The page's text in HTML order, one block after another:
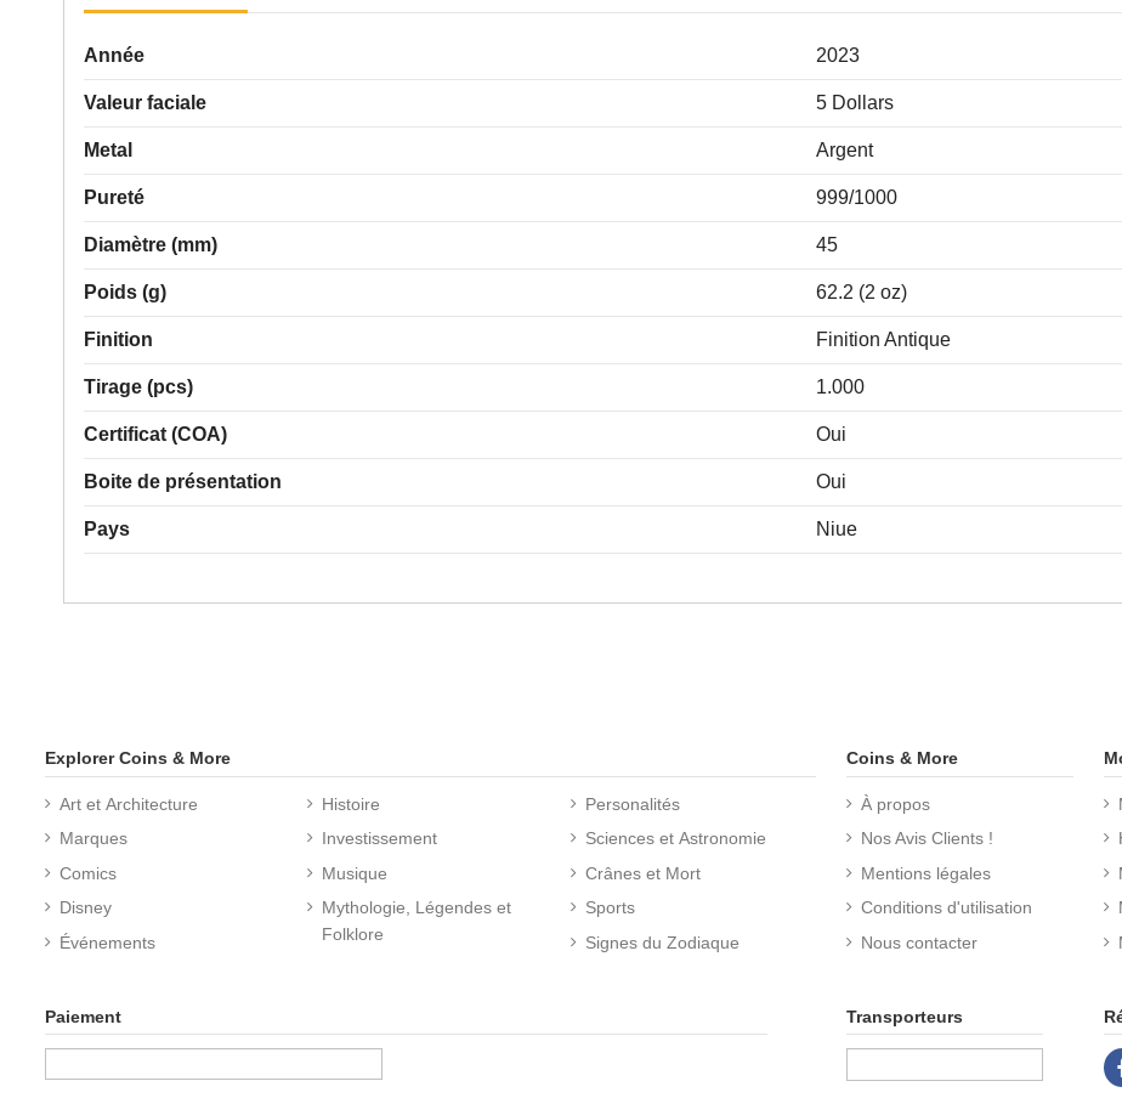
Année 2023
Valeur faciale 5 Dollars
Metal Argent
Pureté 999/1000
Diamètre (mm) 45
Poids (g) 62.2 (2 oz)
Finition Finition Antique
Tirage (pcs) 1.000
Certificat (COA) Oui
Boite de présentation Oui
Pays Niue
Explorer Coins & More
Art et Architecture
Marques
Comics
Disney
Événements
Histoire
Investissement
Musique
Mythologie, Légendes et
Folklore
Personalités
Sciences et Astronomie
Crânes et Mort
Sports
Signes du Zodiaque
Coins & More
À propos
Nos Avis Clients !
Mentions légales
Conditions d'utilisation
Nous contacter
Paiement Transporteurs